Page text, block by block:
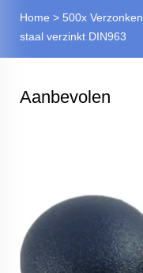
Home > 500x
staal verzinkt DIN963
Aanbevolen